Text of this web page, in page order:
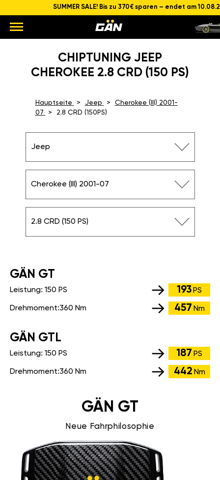
SUMMER SALE! Bis zu 370€ sparen – endet am
CHIPTUNING JEEP
CHEROKEE 2.8 CRD (150 PS)
Hauptseite Jeep
Cherokee (III) 2001-
07
2.8 CRD (150PS)
Jeep
Cherokee (III) 2001-07
2.8 CRD (150 PS)
GÄN GT
Leistung: 150 PS 193 PS
Drehmoment:360 Nm 457 Nm
GÄN GTL
Leistung: 150 PS 187 PS
Drehmoment:360 Nm 442 Nm
GÄN GT
Neue Fahrphilosophie